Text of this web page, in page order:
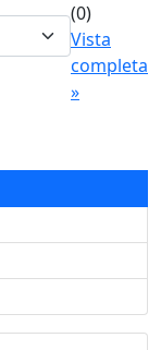
(0)
Vista
completa
»